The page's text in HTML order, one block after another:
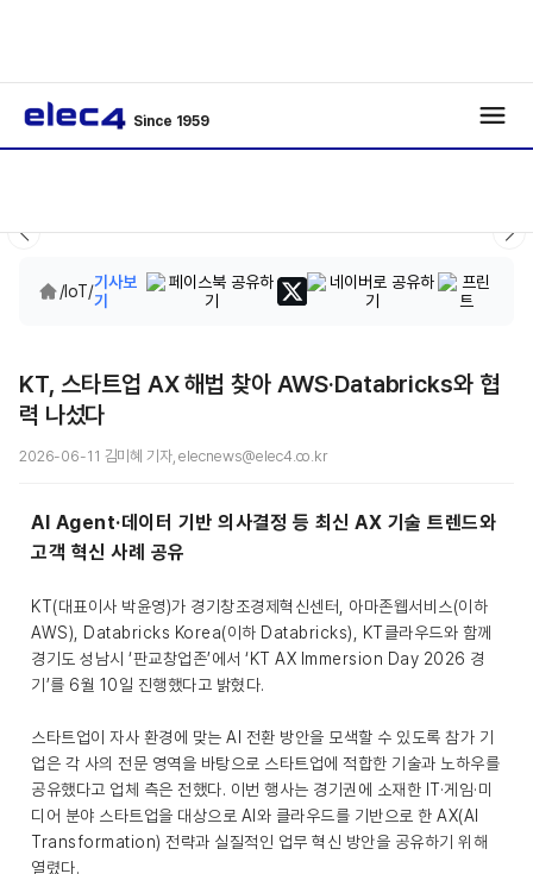
Since 1959
/IoT/기사보
기
KT, 스타트업 AX 해법 찾아 AWS·Databricks와 협
력 나섰다
2026-06-11 김미혜 기자, elecnews@elec4.co.kr
AI Agent·데이터 기반 의사결정 등 최신 AX 기술 트렌드와
고객 혁신 사례 공유
KT(대표이사 박윤영)가 경기창조경제혁신센터, 아마존웹서비스(이하
AWS), Databricks Korea(이하 Databricks), KT클라우드와 함께
경기도 성남시 ‘판교창업존’에서 ‘KT AX Immersion Day 2026 경
기’를 6월 10일 진행했다고 밝혔다.
스타트업이 자사 환경에 맞는 AI 전환 방안을 모색할 수 있도록 참가 기
업은 각 사의 전문 영역을 바탕으로 스타트업에 적합한 기술과 노하우를
공유했다고 업체 측은 전했다. 이번 행사는 경기권에 소재한 IT·게임·미
디어 분야 스타트업을 대상으로 AI와 클라우드를 기반으로 한 AX(AI
Transformation) 전략과 실질적인 업무 혁신 방안을 공유하기 위해
열렸다.